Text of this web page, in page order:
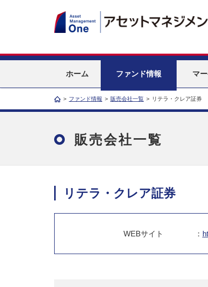
ホーム ファンド情報 マ
> ファンド情報 > 販売会社一覧 > リテラ・クレア証券
販売会社一覧
リテラ・クレア証券
WEBサイト ：